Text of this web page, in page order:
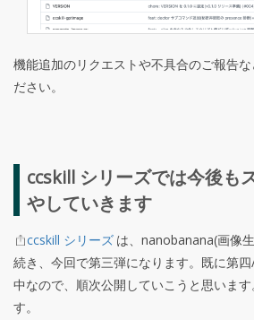
機能追加のリクエストや不具合のご報告な
ださい。
ccskill シリーズでは今後も
やしていきます
ccskill シリーズ は、nanobanana(画像
続き、今回で第三弾になります。既に第
中なので、順次公開していこうと思いま
す。